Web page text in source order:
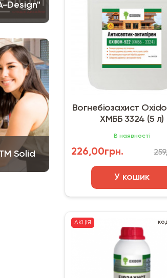
Design"
Solid
Вогнебіозахист
ХМББ 3324 (5 л)
В наявності
226,00грн.
У кошик
АКЦІЯ